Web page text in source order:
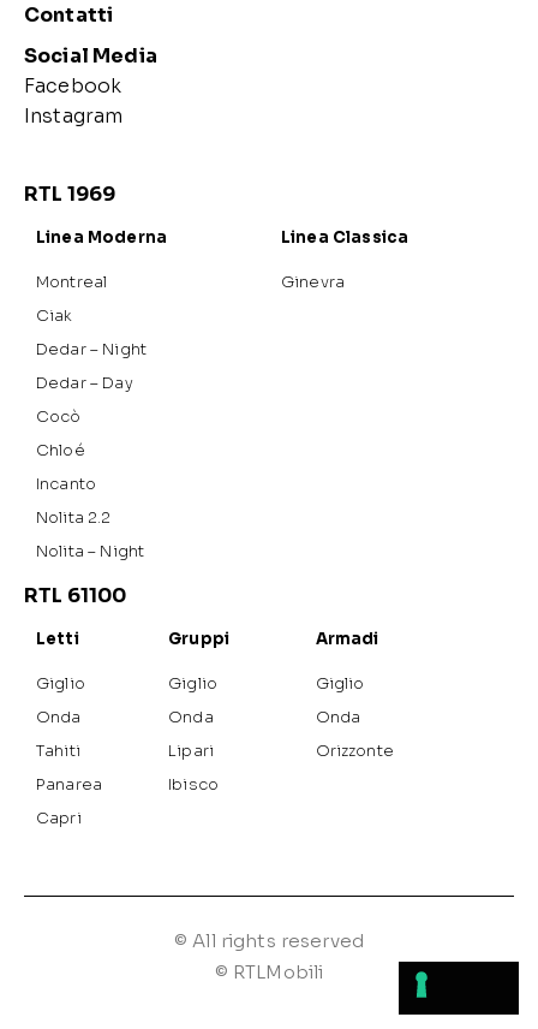
Contatti
Social Media
Facebook
Instagram
RTL 1969
Linea Moderna
Montreal
Ciak
Dedar – Night
Dedar – Day
Cocò
Chloé
Incanto
Nolita 2.2
Nolita – Night
Linea Classica
Ginevra
RTL 61100
Letti
Giglio
Onda
Tahiti
Panarea
Capri
Gruppi
Giglio
Onda
Lipari
Ibisco
Armadi
Giglio
Onda
Orizzonte
© All rights reserved
© RTLMobili